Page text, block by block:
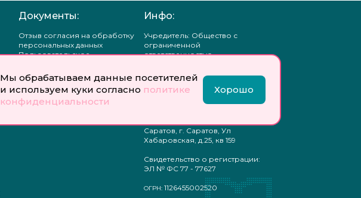
Мы обрабатываем данные посетителей
и используем куки согласно политике
конфиденциальности
Хорошо
Документы:
Отзыв согласия на обработку
персональных данных
Пользовательское
Политика
конфиденциальности
Положение о защите
персональных данных
Инфо:
Учредитель: Общество с
ограниченной
ответственностью
Главный редактор: Богатырева
Е. А.
Саратов, г. Саратов, Ул
Хабаровская, д.25, кв 159
Свидетельство о регистрации:
ЭЛ № ФС 77 - 77627
ОГРН: 1126455002520